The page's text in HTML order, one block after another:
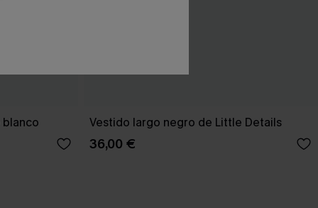
Vestido largo negro de Little Details
36,00 €